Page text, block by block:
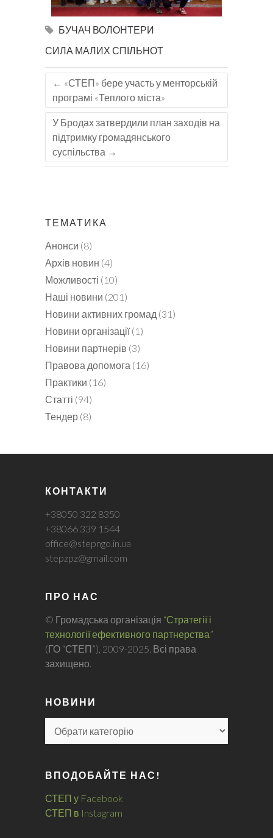
БУЧАЧ ВОЛОНТЕРИ
СИЛА МАЛИХ СПІЛЬНОТ
← «СТЕП» бере участь у менторській
програмі «Теплого міста»
У Бродах затвердили план заходів на
підтримку громадянського
суспільства →
ТЕМАТИКА
Анонси (8)
Архів новин (4)
Можливості (10)
Наші новини (201)
Новини активних громад (31)
Новини організації(1)
Новини партнерів (3)
Правова допомога (16)
Практики (16)
Статті (94)
Тендер (8)
КОНТАКТИ
+38050 322 8350
+38066 339 1544
office@stepngo.in.ua
stepzpz@gmail.com
ПРО НАС
© Громадська організація “Стратегії і
технології ефективного партнерства”
(ГО “СТЕП”), 2009-2025. Всі права
захищено.
НОВИНИ
ВПОДОБАЙТЕ НАС!
СТЕП у Facebook
СТЕП в Instagram